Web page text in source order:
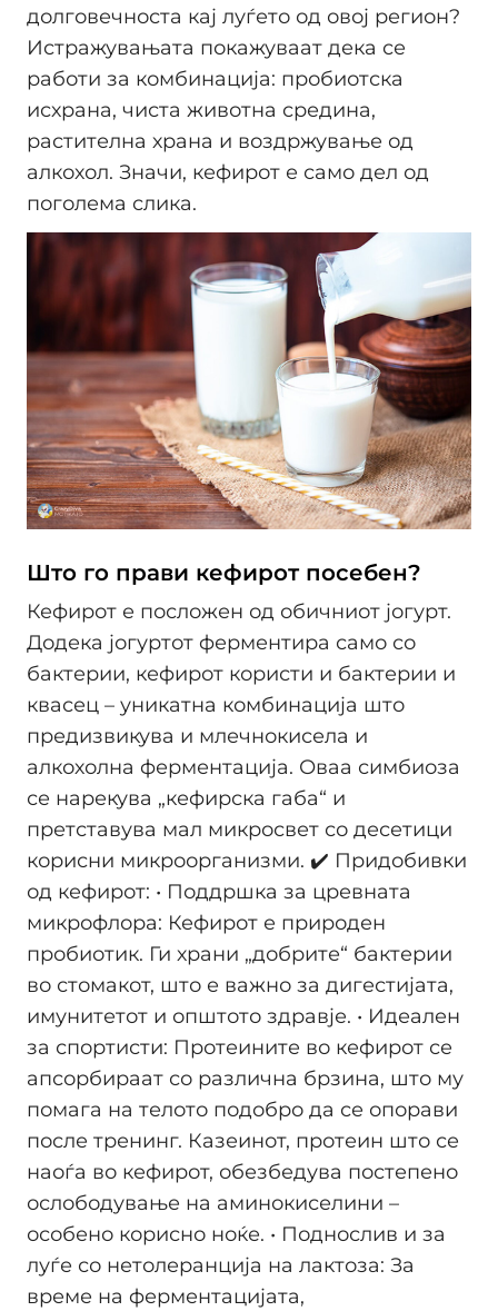
долговечноста кај луѓето од овој регион?
Истражувањата покажуваат дека се
работи за комбинација: пробиотска
исхрана, чиста животна средина,
растителна храна и воздржување од
алкохол. Значи, кефирот е само дел од
поголема слика.
Што го прави кефирот посебен?
Кефирот е посложен од обичниот јогурт.
Додека јогуртот ферментира само со
бактерии, кефирот користи и бактерии и
квасец – уникатна комбинација што
предизвикува и млечнокисела и
алкохолна ферментација. Оваа симбиоза
се нарекува „кефирска габа“ и
претставува мал микросвет со десетици
корисни микроорганизми. ✔️ Придобивки
од кефирот: • Поддршка за цревната
микрофлора: Кефирот е природен
пробиотик. Ги храни „добрите“ бактерии
во стомакот, што е важно за дигестијата,
имунитетот и општото здравје. • Идеален
за спортисти: Протеините во кефирот се
апсорбираат со различна брзина, што му
помага на телото подобро да се опорави
после тренинг. Казеинот, протеин што се
наоѓа во кефирот, обезбедува постепено
ослободување на аминокиселини –
особено корисно ноќе. • Поднослив и за
луѓе со нетолеранција на лактоза: За
време на ферментацијата,